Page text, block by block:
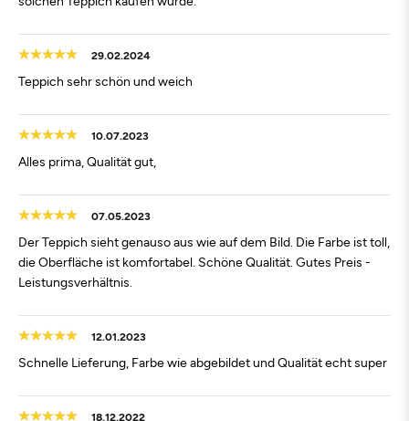
29.02.2024
Teppich sehr schön und weich
10.07.2023
Alles prima, Qualität gut,
07.05.2023
Der Teppich sieht genauso aus wie auf dem Bild. Die Farbe ist toll,
die Oberfläche ist komfortabel. Schöne Qualität. Gutes Preis -
Leistungsverhältnis.
12.01.2023
Schnelle Lieferung, Farbe wie abgebildet und Qualität echt super
18.12.2022